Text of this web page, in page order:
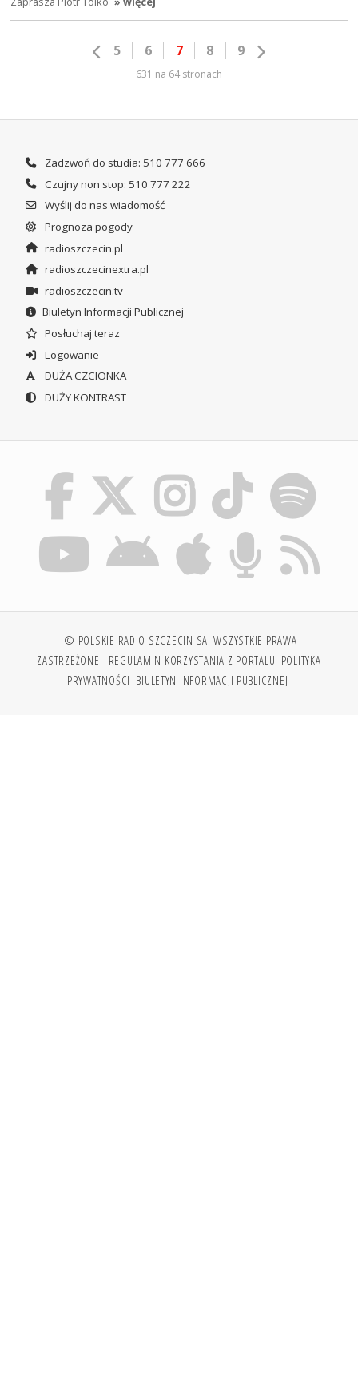
5 6 7 8 9
631 na 64 stronach
Zadzwoń do studia: 510 777 666
Czujny non stop: 510 777 222
Wyślij do nas wiadomość
Prognoza pogody
radioszczecin.pl
radioszczecinextra.pl
radioszczecin.tv
Biuletyn Informacji Publicznej
Posłuchaj teraz
Logowanie
DUŻA CZCIONKA
DUŻY KONTRAST
© POLSKIE RADIO SZCZECIN SA. WSZYSTKIE PRAWA
ZASTRZEŻONE. REGULAMIN KORZYSTANIA Z PORTALU POLITYKA
PRYWATNOŚCI BIULETYN INFORMACJI PUBLICZNEJ